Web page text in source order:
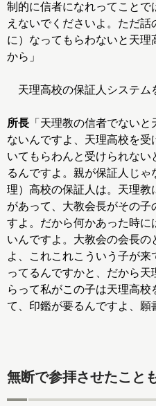
制的に信者になれってことで
えないでくださいよ。ただ
に）なってもらわないと天理
から」
天理高校の保証人システム
所長 「天理教の信者でない
ないんですよ、天理高校を受
いてもらわんと受けられない
るんですよ。親が保証人じゃ
理）高校の保証人は。天理教
があって、大教会長がその子
すよ。だから何かあった時に
いんですよ。大教会の会長の
よ、これこれこういう子が来
ってるんですかと、だから天
らって私がこの子は天理高校
て、印鑑が要るんですよ、願
無断で参拝させたこと